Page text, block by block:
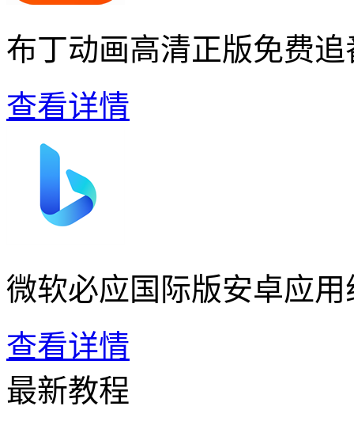
布丁动画高清正版免费
查看详情
微软必应国际版安卓应
查看详情
最新教程